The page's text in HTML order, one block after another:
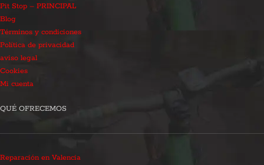
Pit Stop – PRINCIPAL
Blog
Términos y condiciones
Política de privacidad
aviso legal
Cookies
Mi cuenta
QUÉ OFRECEMOS
Reparación en Valencia